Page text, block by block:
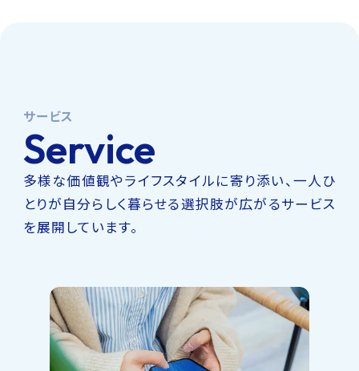
サービス
Service
多様な価値観やライフスタイルに寄り添い、一人ひ
とりが自分らしく暮らせる選択肢が広がるサービス
を展開しています。